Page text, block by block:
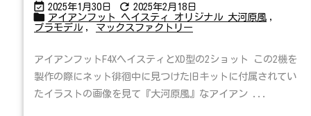
 2025年1月30日  2025年2月18日
 アイアンフット ヘイスティ オリジナル 大河原風 ,
プラモデル , マックスファクトリー
アイアンフットF4XヘイスティとXD型の2ショット この2機を
製作の際にネット徘徊中に見つけた旧キットに付属されてい
たイラストの画像を見て『大河原風』なアイアン ...